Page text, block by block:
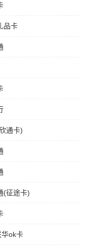
品卡
通卡)
(征途卡)
ok卡